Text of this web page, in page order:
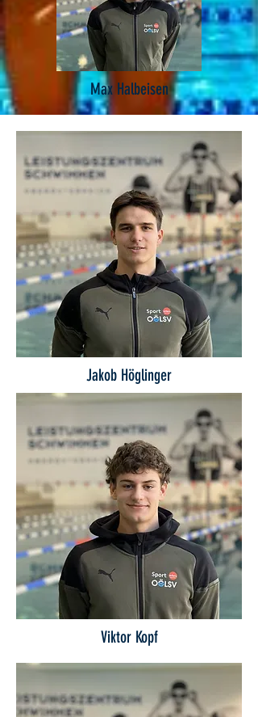
Max Halbeisen
Jakob Höglinger
Viktor Kopf